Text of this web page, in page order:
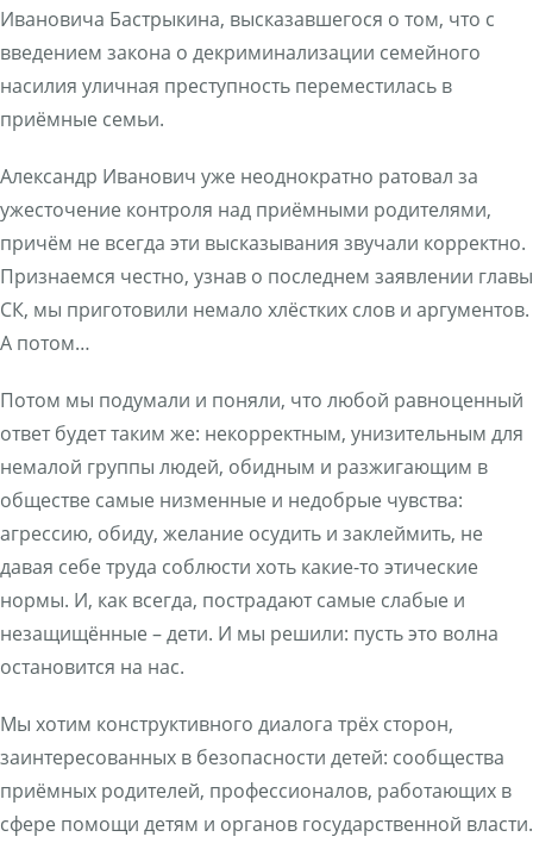
Ивановича Бастрыкина, высказавшегося о том, что с
введением закона о декриминализации семейного
насилия уличная преступность переместилась в
приёмные семьи.
Александр Иванович уже неоднократно ратовал за
ужесточение контроля над приёмными родителями,
причём не всегда эти высказывания звучали корректно.
Признаемся честно, узнав о последнем заявлении главы
СК, мы приготовили немало хлёстких слов и аргументов.
А потом…
Потом мы подумали и поняли, что любой равноценный
ответ будет таким же: некорректным, унизительным для
немалой группы людей, обидным и разжигающим в
обществе самые низменные и недобрые чувства:
агрессию, обиду, желание осудить и заклеймить, не
давая себе труда соблюсти хоть какие-то этические
нормы. И, как всегда, пострадают самые слабые и
незащищённые – дети. И мы решили: пусть это волна
остановится на нас.
Мы хотим конструктивного диалога трёх сторон,
заинтересованных в безопасности детей: сообщества
приёмных родителей, профессионалов, работающих в
сфере помощи детям и органов государственной власти.